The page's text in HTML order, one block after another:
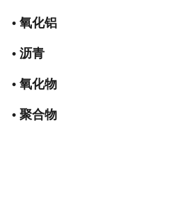
• 氧化铝
• 沥青
• 氧化物
• 聚合物